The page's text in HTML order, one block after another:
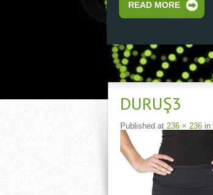
READ MORE
DURUŞ3
Published at 236 × 236 in